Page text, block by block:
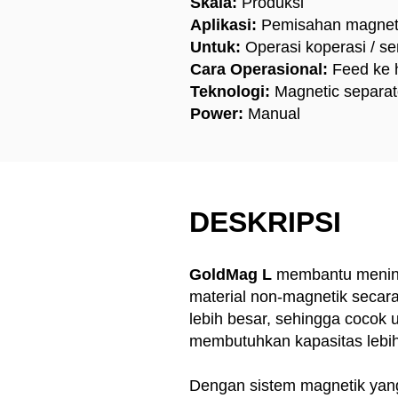
Aplikasi: Pemisahan
Untuk: Operasi koperasi /
Cara Operasional: Feed ke
Teknologi: Magnetic
Power: Manual
DESKRIPSI
GoldMag L membantu
material non-magnetik
lebih besar, sehingga cocok
membutuhkan kapasitas
Dengan sistem magnetik